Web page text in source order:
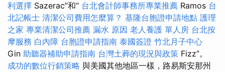
利選擇 Sazerac”和“ 台北會計師事務所專業推薦 Ramos 台
北記帳士 清潔公司費用怎麼算？ 基隆台胞證申請地點 護理
之家 專業清潔公司推薦 漏水 原因 老人養護 單人房 台北按
摩服務 白內障 台胞證申請指南 泰國簽證 竹北月子中心
Gin 助聽器補助申請指南 台灣土葬的現況與政策 Fizz”。
成功的數位行銷策略 與美國其他地區一樣，路易斯安那州